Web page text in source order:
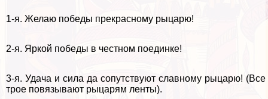
1-я. Желаю победы прекрасному рыцарю!
2-я. Яркой победы в честном поединке!
3-я. Удача и сила да сопутствуют славному рыцарю! (Все
трое повязывают рыцарям ленты).